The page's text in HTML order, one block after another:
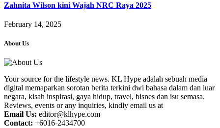
Zahnita Wilson kini Wajah NRC Raya 2025
February 14, 2025
About Us
Your source for the lifestyle news. KL Hype adalah sebuah media
digital memaparkan sorotan berita terkini dwi bahasa dalam dan luar
negara, kisah inspirasi, gaya hidup, travel, bisnes dan isu semasa.
Reviews, events or any inquiries, kindly email us at
Email Us: editor@klhype.com
Contact: +6016-2434700